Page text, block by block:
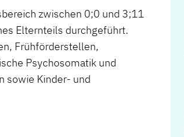
zwischen 0;0 und 3;11
Elternteils durchgeführt.
Frühförderstellen,
Psychosomatik und
sowie Kinder- und